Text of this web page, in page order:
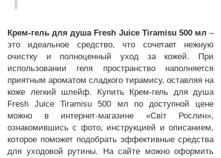
Крем-гель для душа Fresh Juice Tiramisu 500 мл –
это идеальное средство, что сочетает нежную
очистку и полноценный уход за кожей. При
использовании геля пространство наполняется
приятным ароматом сладкого тирамису, оставляя на
коже легкий шлейф. Купить Крем-гель для душа
Fresh Juice Tiramisu 500 мл по доступной цене
можно в интернет-магазине «Світ Рослин»,
ознакомившись с фото, инструкцией и описанием,
которое поможет подобрать эффективные средства
для уходовой рутины. На сайте можно оформить